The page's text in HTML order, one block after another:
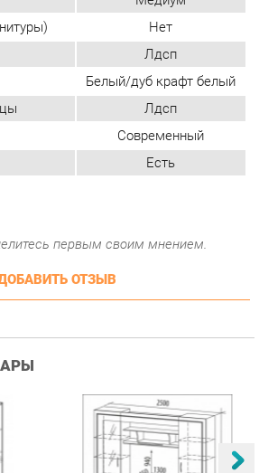
Современный
Есть
первым своим мнением.
ОТЗЫВ
Купить
Гостиная Витра
Симфония 7.10
55 482 ₽